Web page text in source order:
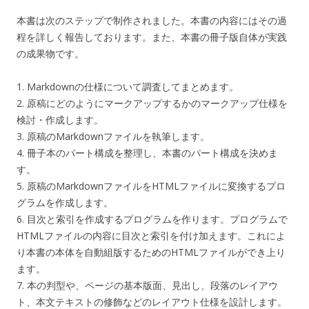
本書は次のステップで制作されました。本書の内容にはその過
程を詳しく報告しております。また、本書の冊子版自体が実践
の成果物です。
1. Markdownの仕様について調査してまとめます。
2. 原稿にどのようにマークアップするかのマークアップ仕様を
検討・作成します。
3. 原稿のMarkdownファイルを執筆します。
4. 冊子本のパート構成を整理し、本書のパート構成を決めま
す。
5. 原稿のMarkdownファイルをHTMLファイルに変換するプロ
グラムを作成します。
6. 目次と索引を作成するプログラムを作ります。プログラムで
HTMLファイルの内容に目次と索引を付け加えます。これによ
り本書の本体を自動組版するためのHTMLファイルができ上り
ます。
7. 本の判型や、ページの基本版面、見出し、段落のレイアウ
ト、本文テキストの修飾などのレイアウト仕様を設計します。